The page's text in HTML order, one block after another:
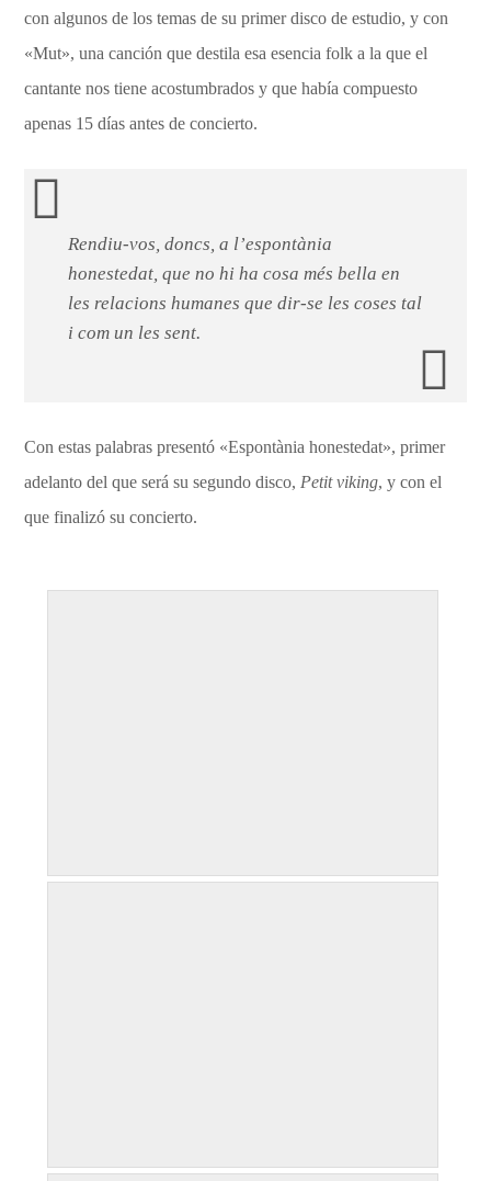
con algunos de los temas de su primer disco de estudio, y con
«Mut», una canción que destila esa esencia folk a la que el
cantante nos tiene acostumbrados y que había compuesto
apenas 15 días antes de concierto.
Rendiu-vos, doncs, a l’espontània
honestedat, que no hi ha cosa més bella en
les relacions humanes que dir-se les coses tal
i com un les sent.
Con estas palabras presentó «Espontània honestedat», primer
adelanto del que será su segundo disco, Petit viking, y con el
que finalizó su concierto.